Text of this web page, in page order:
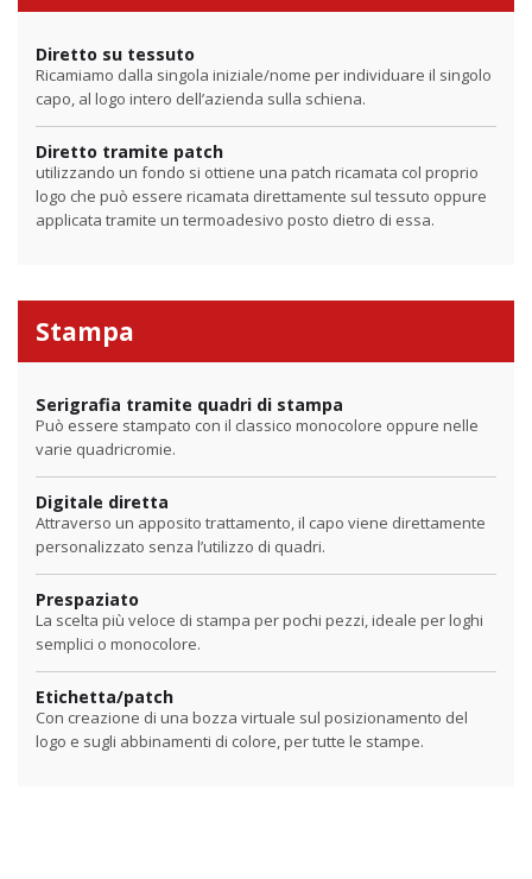
Diretto su tessuto
Ricamiamo dalla singola iniziale/nome per individuare il singolo
capo, al logo intero dell’azienda sulla schiena.
Diretto tramite patch
utilizzando un fondo si ottiene una patch ricamata col proprio
logo che può essere ricamata direttamente sul tessuto oppure
applicata tramite un termoadesivo posto dietro di essa.
Stampa
Serigrafia tramite quadri di stampa
Può essere stampato con il classico monocolore oppure nelle
varie quadricromie.
Digitale diretta
Attraverso un apposito trattamento, il capo viene direttamente
personalizzato senza l’utilizzo di quadri.
Prespaziato
La scelta più veloce di stampa per pochi pezzi, ideale per loghi
semplici o monocolore.
Etichetta/patch
Con creazione di una bozza virtuale sul posizionamento del
logo e sugli abbinamenti di colore, per tutte le stampe.